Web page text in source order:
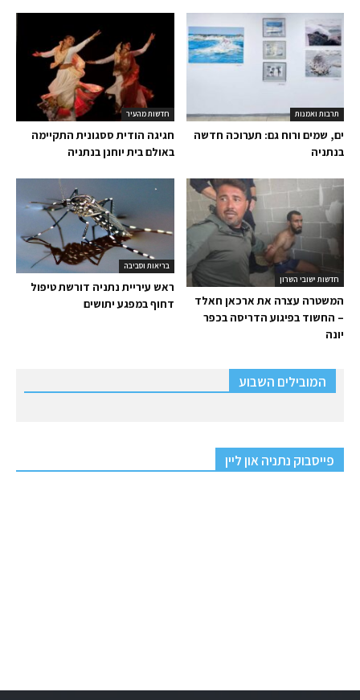
חדשות מהעיר
חגיגה הודית ססגונית התקיימה
באולם בית יוחנן בנתניה
תרבות ואמנות
ים, שמים ורוח גם: תערוכה חדשה
בנתניה
בריאות וסביבה
ראש עיריית נתניה דורשת טיפול
דחוף במפגע יתושים
חדשות ישובי השרון
המשטרה עצרה את ארכאן חאלד
– החשוד בפיגוע הדריסה בכפר
יונה
המובילים השבוע
פייסבוק נתניה און ליין